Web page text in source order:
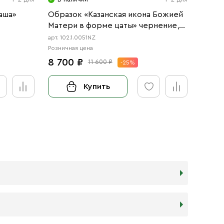
Образок «Казанская икона Божией
Матери в форме цаты» чернение,
позолота
арт. 102.1.0051NZ
Розничная цена
8 700 ₽ 11 600 ₽ -25%
Купить